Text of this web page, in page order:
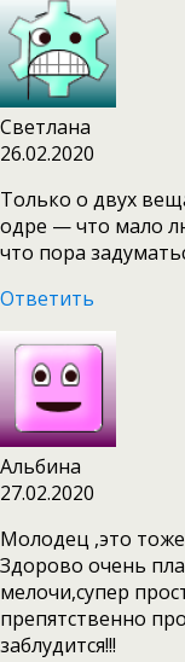
Светлана
26.02.2020
Только о двух
одре — что мало
что пора
Ответить
Альбина
27.02.2020
Молодец ,это тоже
Здорово очень
мелочи,супер
препятственно
заблудится!!!